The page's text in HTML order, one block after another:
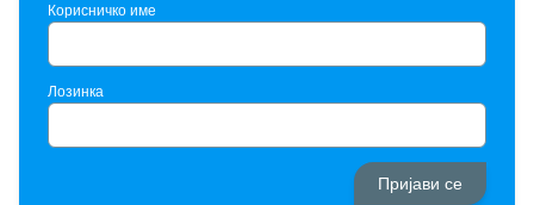
Корисничко име
Лозинка